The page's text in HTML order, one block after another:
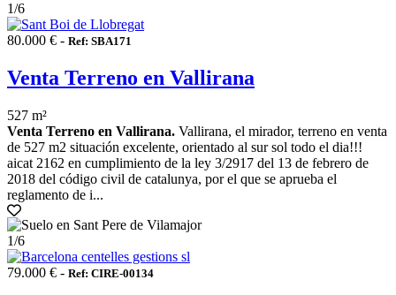
1/6
80.000 € - Ref: SBA171
Venta Terreno en Vallirana
527 m²
Venta Terreno en Vallirana. Vallirana, el mirador, terreno en venta
de 527 m2 situación excelente, orientado al sur sol todo el dia!!!
aicat 2162 en cumplimiento de la ley 3/2917 del 13 de febrero de
2018 del código civil de catalunya, por el que se aprueba el
reglamento de i...
1/6
79.000 € - Ref: CIRE-00134